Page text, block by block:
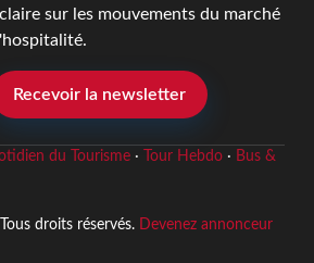
sur les mouvements du marché
Recevoir la newsletter
du Tourisme· Tour Hebdo· Bus &
droits réservés. Devenez annonceur